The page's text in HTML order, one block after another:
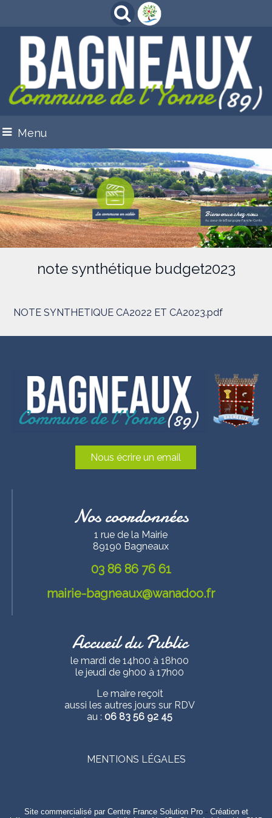
Menu
Bienvenue chez nous
Au coeur de la Bourgogne-Franche-Comté
note synthétique budget2023
NOTE SYNTHETIQUE CA2022 ET CA2023.pdf
Nous écrire un email
Nos coordonnées
1 rue de la Mairie
89190 Bagneaux
03 86 86 76 61
mairie-bagneaux@wanadoo.fr
Accueil du Public
le mardi de 14h00 à 18h00
le jeudi de 9h00 à 17h00
Le maire reçoit
aussi les autres jours sur RDV
au : 06 83 56 92 45
MENTIONS LÉGALES
Site commercialisé par Centre France Solution Pro- Création et